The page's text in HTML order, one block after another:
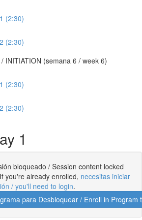
(2:30)
(2:30)
/ INITIATION (semana 6 / week 6)
(2:30)
(2:30)
1
bloqueado / Session content locked
you're already enrolled, necesitas iniciar
/ you'll need to login.
para Desbloquear / Enroll in Program